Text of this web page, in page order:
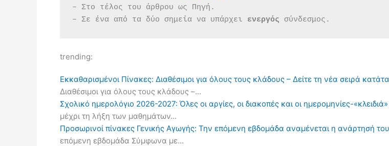
– Στο τέλος του άρθρου ως Πηγή.
– Σε ένα από τα δύο σημεία να υπάρχει ενεργός σύνδεσμος.
trending:
Εκκαθαρισμένοι Πίνακες: Διαθέσιμοι για όλους τους κλάδους – Δείτε τη νέα σειρά
Διαθέσιμοι για όλους τους κλάδους –…
Σχολικό ημερολόγιο 2026-2027: Όλες οι αργίες, οι διακοπές και οι ημερομηνίες-
μέχρι τη λήξη των μαθημάτων…
Προσωρινοί πίνακες Γενικής Αγωγής: Την επόμενη εβδομάδα αναμένεται η ανάρτησή
επόμενη εβδομάδα Σύμφωνα με…